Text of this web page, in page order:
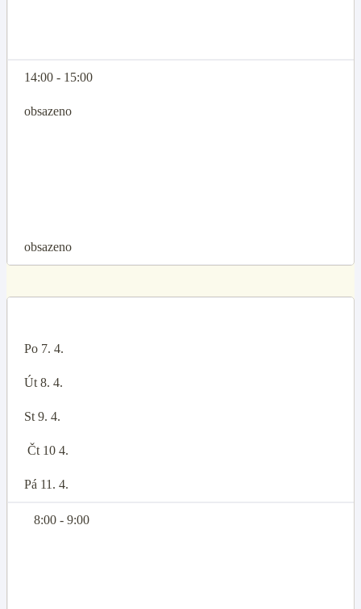
14:00 - 15:00
obsazeno
obsazeno
Po 7. 4.
Út 8. 4.
St 9. 4.
Čt 10 4.
Pá 11. 4.
8:00 - 9:00